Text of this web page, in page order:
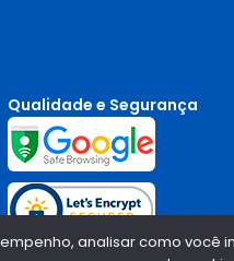
Qualidade e Segurança
analisar como